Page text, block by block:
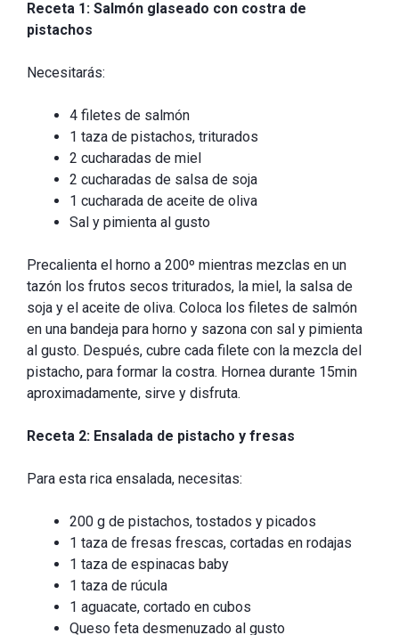
Receta 1: Salmón glaseado con costra de
pistachos
Necesitarás:
4 filetes de salmón
1 taza de pistachos, triturados
2 cucharadas de miel
2 cucharadas de salsa de soja
1 cucharada de aceite de oliva
Sal y pimienta al gusto
Precalienta el horno a 200º mientras mezclas en un
tazón los frutos secos triturados, la miel, la salsa de
soja y el aceite de oliva. Coloca los filetes de salmón
en una bandeja para horno y sazona con sal y pimienta
al gusto. Después, cubre cada filete con la mezcla del
pistacho, para formar la costra. Hornea durante 15min
aproximadamente, sirve y disfruta.
Receta 2: Ensalada de pistacho y fresas
Para esta rica ensalada, necesitas:
200 g de pistachos, tostados y picados
1 taza de fresas frescas, cortadas en rodajas
1 taza de espinacas baby
1 taza de rúcula
1 aguacate, cortado en cubos
Queso feta desmenuzado al gusto